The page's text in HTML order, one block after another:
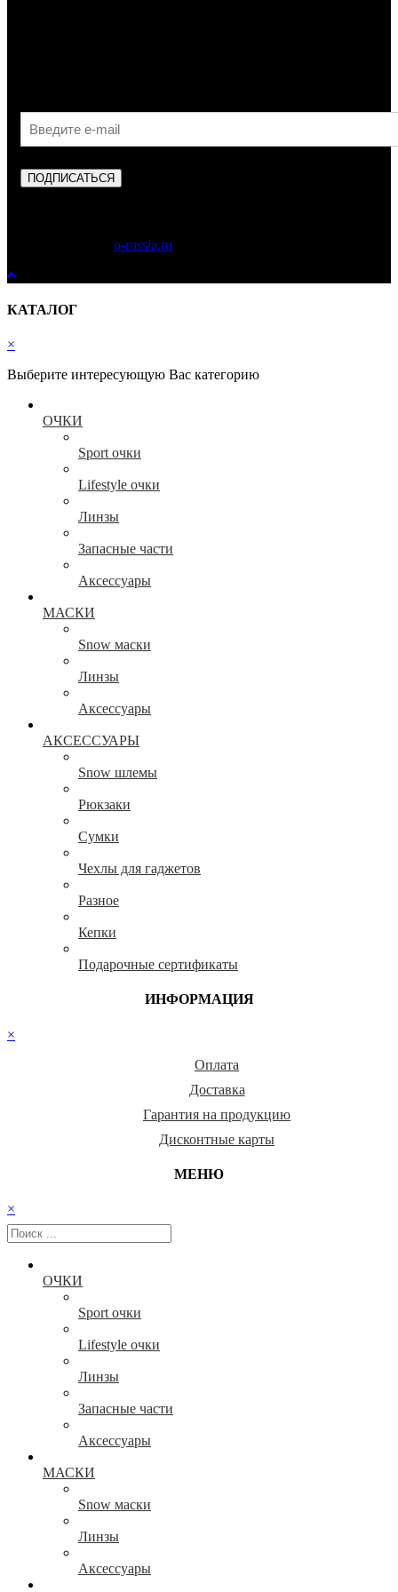
ПОДПИСАТЬСЯ
o-russia.ru
КАТАЛОГ
×
Выберите интересующую Вас категорию
ОЧКИ
Sport очки
Lifestyle очки
Линзы
Запасные части
Аксессуары
МАСКИ
Snow маски
Линзы
Аксессуары
АКСЕССУАРЫ
Snow шлемы
Рюкзаки
Сумки
Чехлы для гаджетов
Разное
Кепки
Подарочные сертификаты
ИНФОРМАЦИЯ
×
Оплата
Доставка
Гарантия на продукцию
Дисконтные карты
МЕНЮ
×
ОЧКИ
Sport очки
Lifestyle очки
Линзы
Запасные части
Аксессуары
МАСКИ
Snow маски
Линзы
Аксессуары